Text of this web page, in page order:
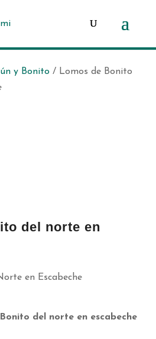
y Bonito / Lomos de Bonito
del norte en
en Escabeche
del norte en escabeche